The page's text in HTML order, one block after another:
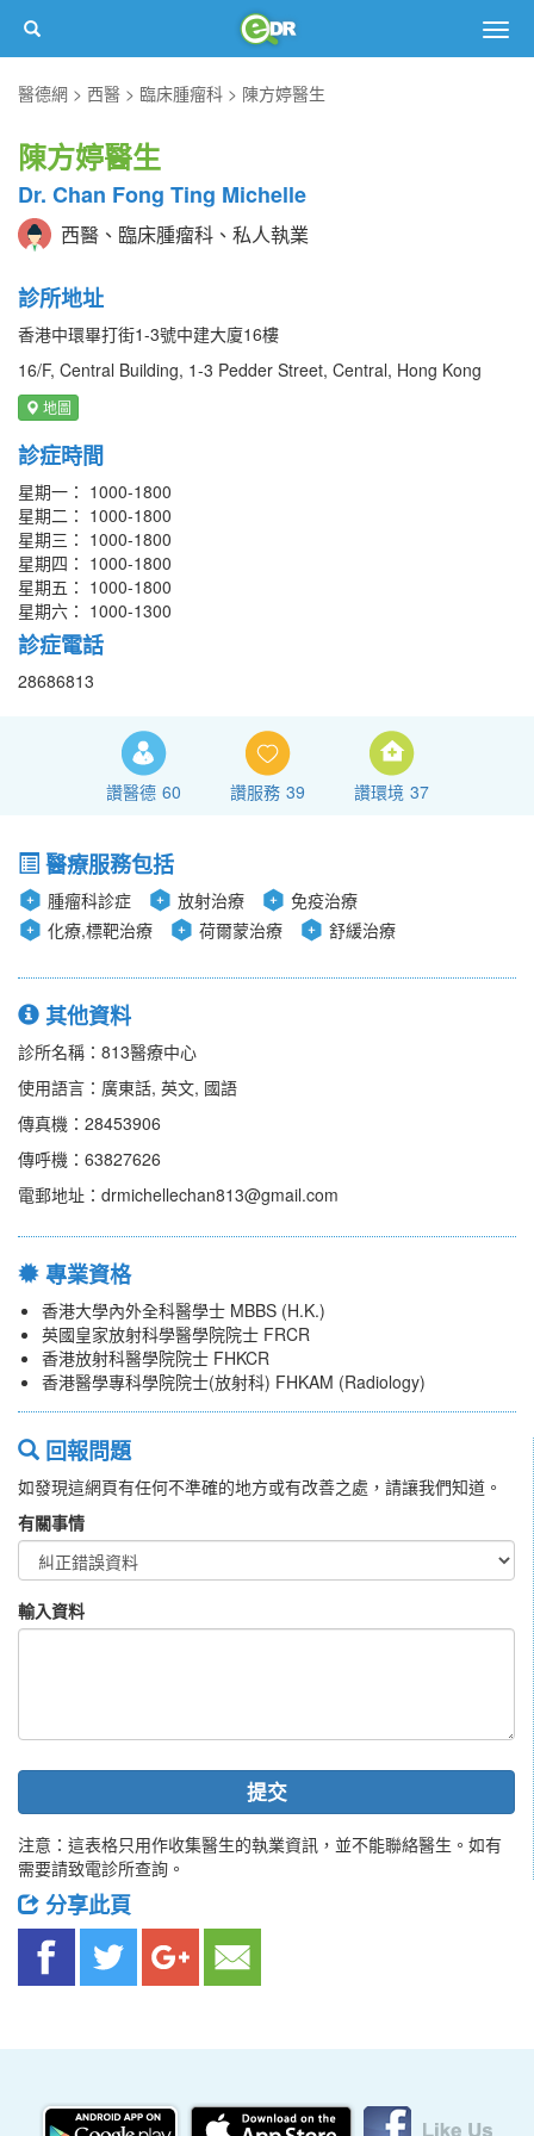
醫德網
西醫 臨床腫瘤科 陳方婷醫生
陳方婷醫生
Dr. Chan Fong Ting Michelle
西醫、臨床腫瘤科、私人執業
診所地址
香港中環畢打街1-3號中建大廈16樓
16/F, Central Building, 1-3 Pedder Street, Central, Hong Kong
地圖
診症時間
星期一： 1000-1800
星期二： 1000-1800
星期三： 1000-1800
星期四： 1000-1800
星期五： 1000-1800
星期六： 1000-1300
診症電話
28686813
讚醫德 60 讚服務 39 讚環境 37
醫療服務包括
腫瘤科診症 放射治療
免疫治療
化療,標靶治療
荷爾蒙治療 舒緩治療
其他資料
診所名稱：813醫療中心
使用語言：廣東話, 英文, 國語
傳真機：28453906
傳呼機：63827626
電郵地址：drmichellechan813@gmail.com
專業資格
香港大學內外全科醫學士 MBBS (H.K.)
英國皇家放射科學醫學院院士 FRCR
香港放射科醫學院院士 FHKCR
香港醫學專科學院院士(放射科) FHKAM (Radiology)
回報問題
如發現這網頁有任何不準確的地方或有改善之處，請讓我們知道。
有關事情
輸入資料
提交
注意：這表格只用作收集醫生的執業資訊，並不能聯絡醫生。如有
需要請致電診所查詢。
分享此頁